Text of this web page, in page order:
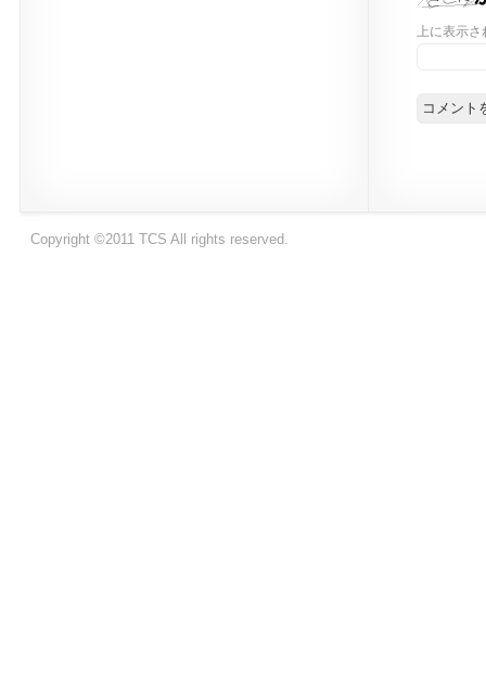
上に表示
Copyright ©2011 TCS All rights reserved.